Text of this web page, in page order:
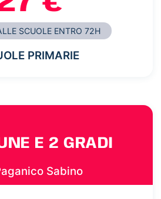
SCUOLE ENTRO 72H
PRIMARIE
E 2 GRADI
Sabino